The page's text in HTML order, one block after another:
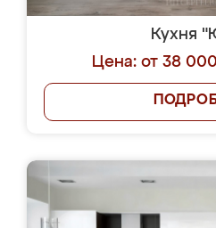
Кухня
Цена: от 38